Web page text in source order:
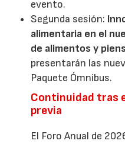
evento.
Segunda sesión:
alimentaria en el
de alimentos y
presentarán las
Paquete Ómnibus.
Continuidad tras
previa
El Foro Anual de